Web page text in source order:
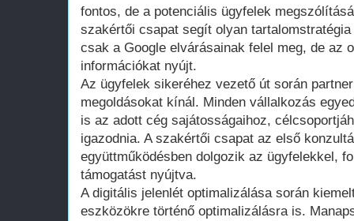
fontos, de a potenciális ügyfelek
szakértői csapat segít olyan
csak a Google elvárásainak felel meg, de az
információkat nyújt.
Az ügyfelek sikeréhez vezető út során
megoldásokat kínál. Minden vállalkozás
is az adott cég sajátosságaihoz,
igazodnia. A szakértői csapat az első
együttműködésben dolgozik az ügyfelekkel,
támogatást nyújtva.
A digitális jelenlét optimalizálása során
eszközökre történő optimalizálásra is.